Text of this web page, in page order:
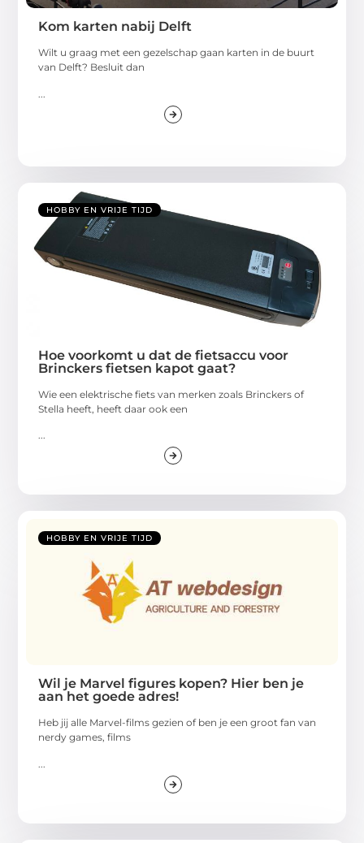
Kom karten nabij Delft
Wilt u graag met een gezelschap gaan karten in de buurt
van Delft? Besluit dan
HOBBY EN VRIJE TIJD
Hoe voorkomt u dat de fietsaccu voor
Brinckers fietsen kapot gaat?
Wie een elektrische fiets van merken zoals Brinckers of
Stella heeft, heeft daar ook een
...
HOBBY EN VRIJE TIJD
Wil je Marvel figures kopen? Hier ben je
aan het goede adres!
Heb jij alle Marvel-films gezien of ben je een groot fan van
nerdy games, films